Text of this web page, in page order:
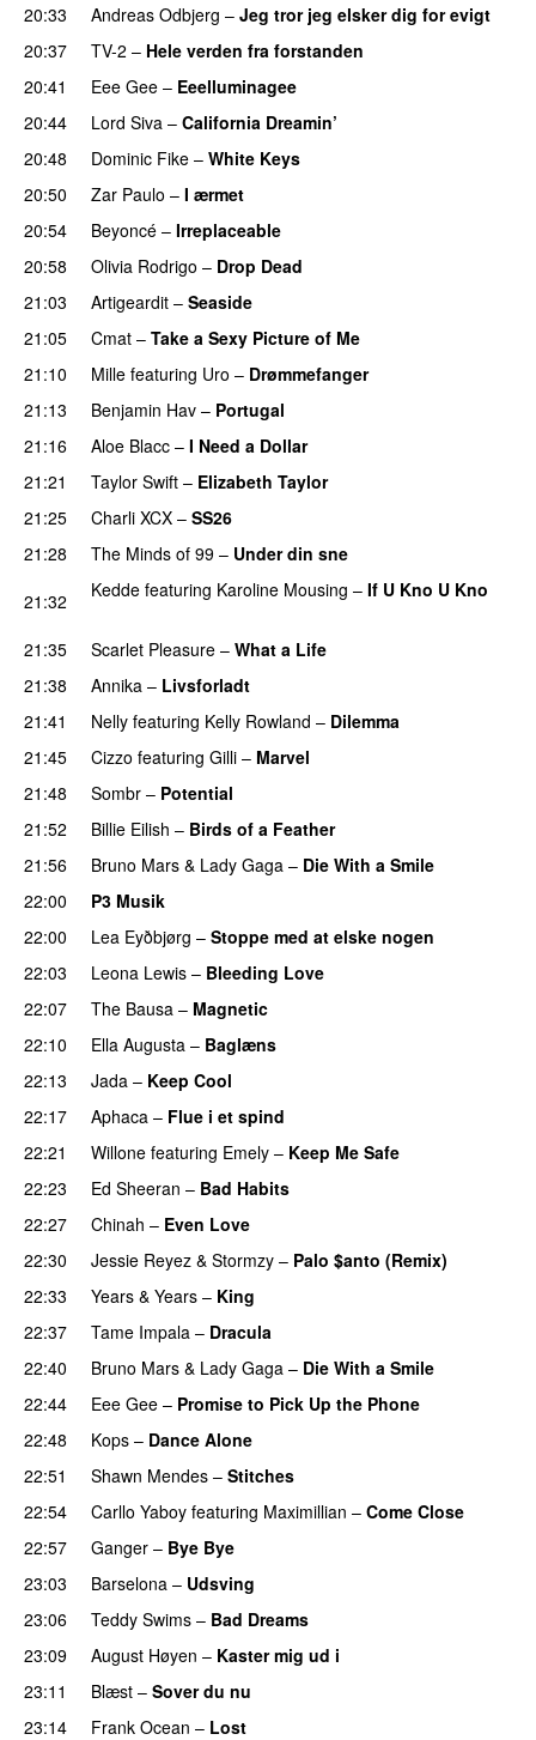
20:33
Andreas Odbjerg – Jeg tror jeg elsker dig for evigt
20:37
TV-2 – Hele verden fra forstanden
20:41
Eee Gee – Eeelluminagee
20:44 Lord Siva – California Dreamin’
20:48 Dominic Fike – White Keys
20:50 Zar Paulo – I ærmet
20:54
Beyoncé – Irreplaceable
20:58
Olivia Rodrigo – Drop Dead
21:03
Artigeardit – Seaside
21:05
Cmat – Take a Sexy Picture of Me
21:10 Mille featuring Uro – Drømmefanger
21:13
Benjamin Hav – Portugal
21:16
Aloe Blacc – I Need a Dollar
21:21
Taylor Swift – Elizabeth Taylor
21:25
Charli XCX – SS26
21:28 The Minds of 99 – Under din sne
21:32 Kedde featuring Karoline Mousing – If U Kno U Kno
21:35 Scarlet Pleasure – What a Life
21:38
Annika – Livsforladt
21:41
Nelly featuring Kelly Rowland – Dilemma
21:45 Cizzo featuring Gilli – Marvel
21:48
Sombr – Potential
21:52 Billie Eilish – Birds of a Feather
21:56
Bruno Mars & Lady Gaga – Die With a Smile
22:00
P3 Musik
22:00
Lea Eyðbjørg – Stoppe med at elske nogen
22:03 Leona Lewis – Bleeding Love
22:07 The Bausa – Magnetic
22:10 Ella Augusta – Baglæns
22:13
Jada – Keep Cool
22:17
Aphaca – Flue i et spind
22:21
Willone featuring Emely – Keep Me Safe
22:23
Ed Sheeran – Bad Habits
22:27
Chinah – Even Love
22:30 Jessie Reyez & Stormzy – Palo $anto (Remix)
22:33 Years & Years – King
22:37
Tame Impala – Dracula
22:40 Bruno Mars & Lady Gaga – Die With a Smile
22:44
Eee Gee – Promise to Pick Up the Phone
22:48
Kops – Dance Alone
22:51 Shawn Mendes – Stitches
22:54 Carllo Yaboy featuring Maximillian – Come Close
22:57 Ganger – Bye Bye
23:03
Barselona – Udsving
23:06 Teddy Swims – Bad Dreams
23:09
August Høyen – Kaster mig ud i
23:11 Blæst – Sover du nu
23:14
Frank Ocean – Lost